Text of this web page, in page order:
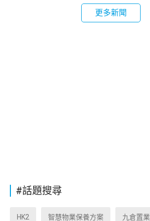
更多新聞
#話題搜尋
HK2 智慧物業保養方案 九倉置業